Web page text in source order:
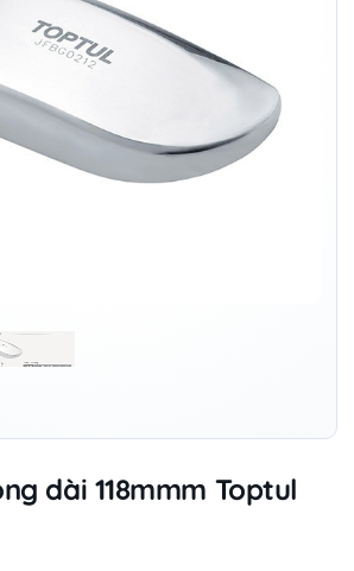
dài 118mmm Toptul